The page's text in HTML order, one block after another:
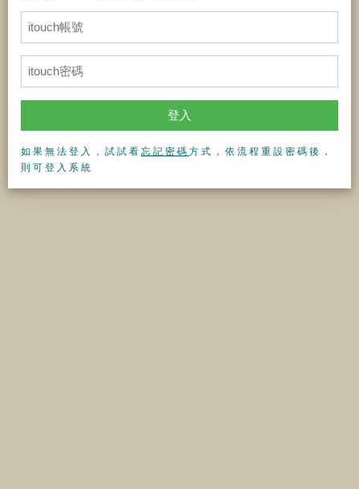
登入
如果無法登入，試試看 忘記密碼 方式，依流程重設密碼後，
則可登入系統